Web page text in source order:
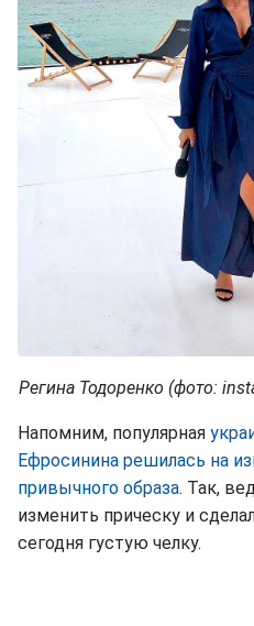
Регина Тодоренко (фото:
Напомним, популярная
Ефросинина решилась на
привычного образа. Так,
изменить прическу и
сегодня густую челку.